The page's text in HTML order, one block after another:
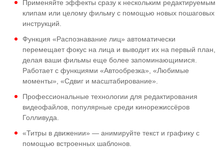
Применяйте эффекты сразу к нескольким редактируемым
клипам или целому фильму с помощью новых пошаговых
инструкций.
Функция «Распознавание лиц» автоматически
перемещает фокус на лица и выводит их на первый план,
делая ваши фильмы еще более запоминающимися.
Работает с функциями «Автообрезка», «Любимые
моменты», «Сдвиг и масштабирование».
Профессиональные технологии для редактирования
видеофайлов, популярные среди кинорежиссёров
Голливуда.
«Титры в движении» — анимируйте текст и графику с
помощью встроенных шаблонов.